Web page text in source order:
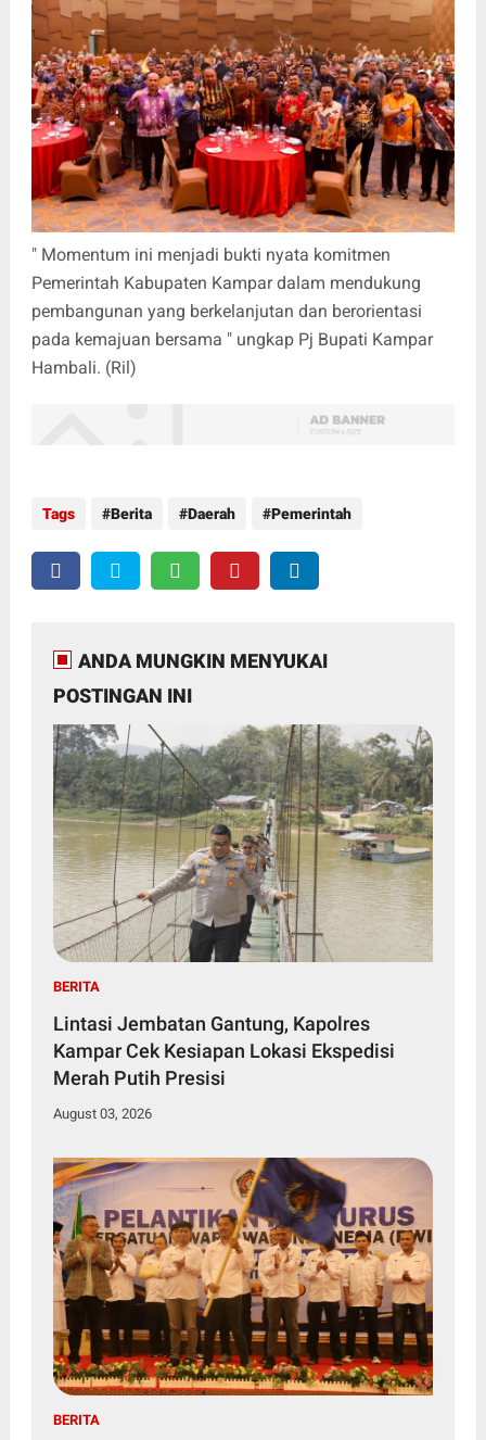
" Momentum ini menjadi bukti nyata komitmen
Pemerintah Kabupaten Kampar dalam mendukung
pembangunan yang berkelanjutan dan berorientasi
pada kemajuan bersama " ungkap Pj Bupati Kampar
Hambali. (Ril)
Tags Berita Daerah Pemerintah
ANDA MUNGKIN MENYUKAI
POSTINGAN INI
BERITA
Lintasi Jembatan Gantung, Kapolres
Kampar Cek Kesiapan Lokasi Ekspedisi
Merah Putih Presisi
August 03, 2026
BERITA